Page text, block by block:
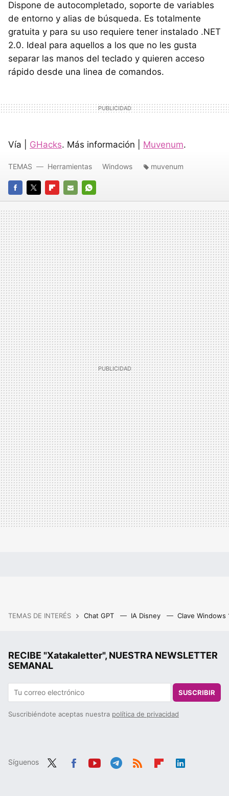
Dispone de autocompletado, soporte de variables
de entorno y alias de búsqueda. Es totalmente
gratuita y para su uso requiere tener instalado .NET
2.0. Ideal para aquellos a los que no les gusta
separar las manos del teclado y quieren acceso
rápido desde una linea de comandos.
Vía | GHacks. Más información | Muvenum.
FACEBOOK
TWITTERFLIPBOARD
E-
MAIL
WHATSAPP
TEMAS Herramientas Windows muvenum
TEMAS DE INTERÉS Chat GPT IA Disney Clave Windows
RECIBE "Xatakaletter", NUESTRA NEWSLETTER
SEMANAL
SUSCRIBIR
Suscribiéndote aceptas nuestra política de privacidad
Síguenos